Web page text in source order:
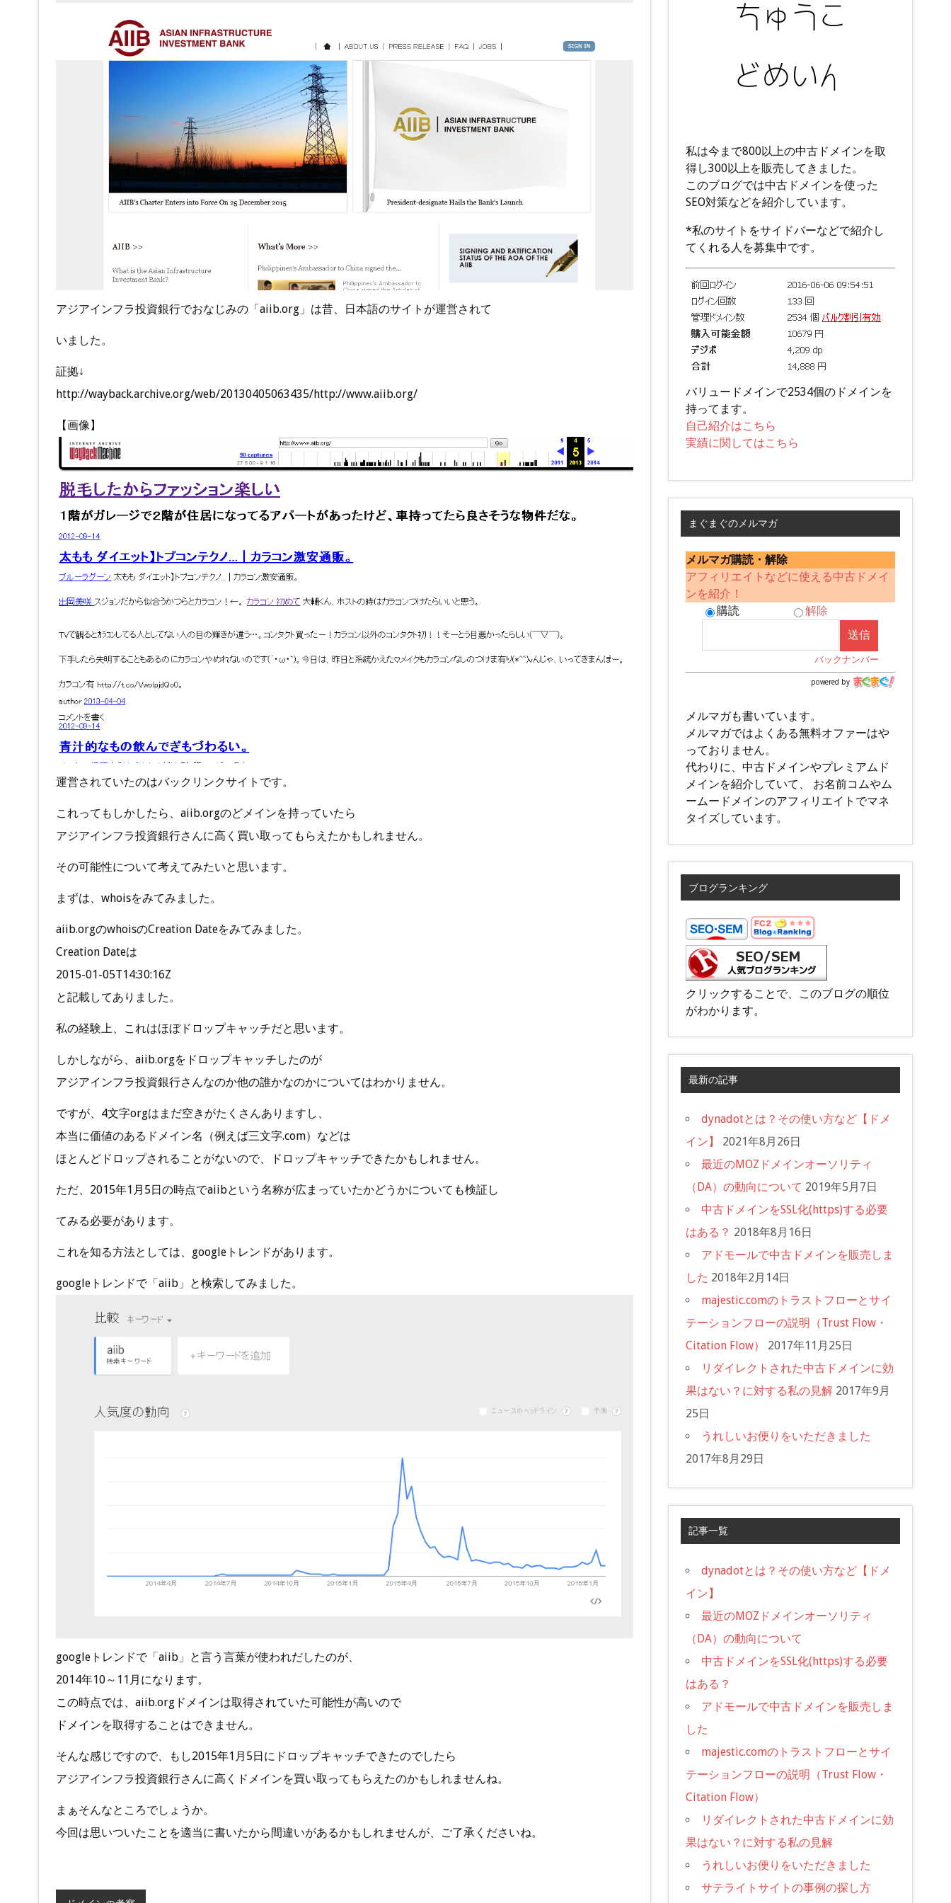
アジアインフラ投資銀行でおなじみの「aiib.org」は昔、日本語のサイトが運営されて
いました。
証拠↓
http://wayback.archive.org/web/20130405063435/http://www.aiib.org/
【画像】
運営されていたのはバックリンクサイトです。
これってもしかしたら、aiib.orgのどメインを持っていたら
アジアインフラ投資銀行さんに高く買い取ってもらえたかもしれません。
その可能性について考えてみたいと思います。
まずは、whoisをみてみました。
aiib.orgのwhoisのCreation Dateをみてみました。
Creation Dateは
2015-01-05T14:30:16Z
と記載してありました。
私の経験上、これはほぼドロップキャッチだと思います。
しかしながら、aiib.orgをドロップキャッチしたのが
アジアインフラ投資銀行さんなのか他の誰かなのかについてはわかりません。
ですが、4文字orgはまだ空きがたくさんありますし、
本当に価値のあるドメイン名（例えば三文字.com）などは
ほとんどドロップされることがないので、ドロップキャッチできたかもしれません。
ただ、2015年1月5日の時点でaiibという名称が広まっていたかどうかについても検証し
てみる必要があります。
これを知る方法としては、googleトレンドがあります。
googleトレンドで「aiib」と検索してみました。
googleトレンドで「aiib」と言う言葉が使われだしたのが、
2014年10～11月になります。
この時点では、aiib.orgドメインは取得されていた可能性が高いので
ドメインを取得することはできません。
そんな感じですので、もし2015年1月5日にドロップキャッチできたのでしたら
アジアインフラ投資銀行さんに高くドメインを買い取ってもらえたのかもしれませんね。
まぁそんなところでしょうか。
今回は思いついたことを適当に書いたから間違いがあるかもしれませんが、ご了承くださいね。
私は今まで800以上の中古ドメインを取
得し300以上を販売してきました。
このブログでは中古ドメインを使った
SEO対策などを紹介しています。
*私のサイトをサイドバーなどで紹介し
てくれる人を募集中です。
バリュードメインで2534個のドメインを
持ってます。
自己紹介はこちら
実績に関してはこちら
まぐまぐのメルマガ
メルマガ購読・解除
アフィリエイトなどに使える中古ドメイ
ンを紹介！
購読
解除
バックナンバー
powered by
メルマガも書いています。
メルマガではよくある無料オファーはや
っておりません。
代わりに、中古ドメインやプレミアムド
メインを紹介していて、 お名前コムやム
ームードメインのアフィリエイトでマネ
タイズしています。
ブログランキング
クリックすることで、このブログの順位
がわかります。
最新の記事
dynadotとは？その使い方など【ドメ
イン】
2021年8月26日
最近のMOZドメインオーソリティ
（DA）の動向について 2019年5月7日
中古ドメインをSSL化(https)する必要
はある？ 2018年8月16日
アドモールで中古ドメインを販売しま
した 2018年2月14日
majestic.comのトラストフローとサイ
テーションフローの説明（Trust Flow・
Citation Flow）
2017年11月25日
リダイレクトされた中古ドメインに効
果はない？に対する私の見解 2017年9月
25日
うれしいお便りをいただきました
2017年8月29日
記事一覧
dynadotとは？その使い方など【ドメ
イン】
最近のMOZドメインオーソリティ
（DA）の動向について
中古ドメインをSSL化(https)する必要
はある？
アドモールで中古ドメインを販売しま
した
majestic.comのトラストフローとサイ
テーションフローの説明（Trust Flow・
Citation Flow）
リダイレクトされた中古ドメインに効
果はない？に対する私の見解
うれしいお便りをいただきました
サテライトサイトの事例の探し方